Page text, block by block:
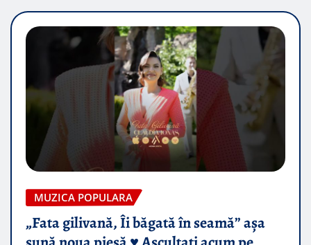
MUZICA POPULARA
„Fata gilivană, Îi băgată în seamă” așa